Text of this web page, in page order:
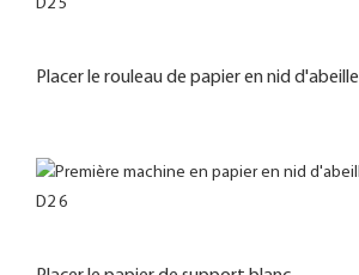
Placer le rouleau de papier en nid d'abeille